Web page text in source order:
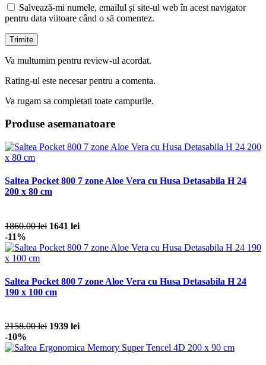
Salvează-mi numele, emailul și site-ul web în acest navigator
pentru data viitoare când o să comentez.
Va multumim pentru review-ul acordat.
Rating-ul este necesar pentru a comenta.
Va rugam sa completati toate campurile.
Produse asemanatoare
Saltea Pocket 800 7 zone Aloe Vera cu Husa Detasabila H 24
200 x 80 cm
1860.00 lei 1641 lei
-11%
Saltea Pocket 800 7 zone Aloe Vera cu Husa Detasabila H 24
190 x 100 cm
2158.00 lei 1939 lei
-10%